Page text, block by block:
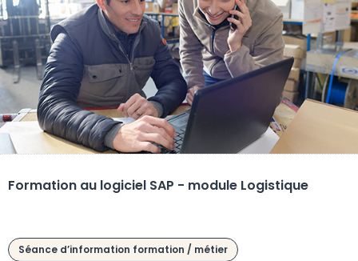
Formation au logiciel SAP - module Logistique
Séance d’information formation / métier